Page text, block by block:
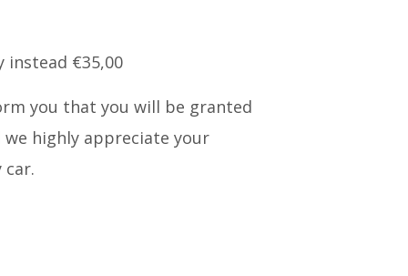
instead €35,00
you that you will be granted
highly appreciate your